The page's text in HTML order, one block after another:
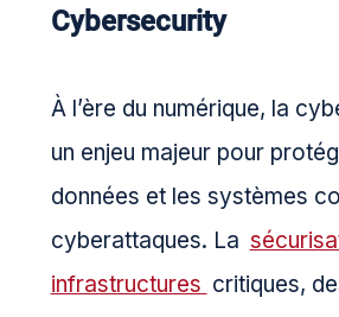
Cybersecurity
À l’ère du numérique, la
un enjeu majeur pour
données et les systèmes
cyberattaques. La
infrastructures critiques,